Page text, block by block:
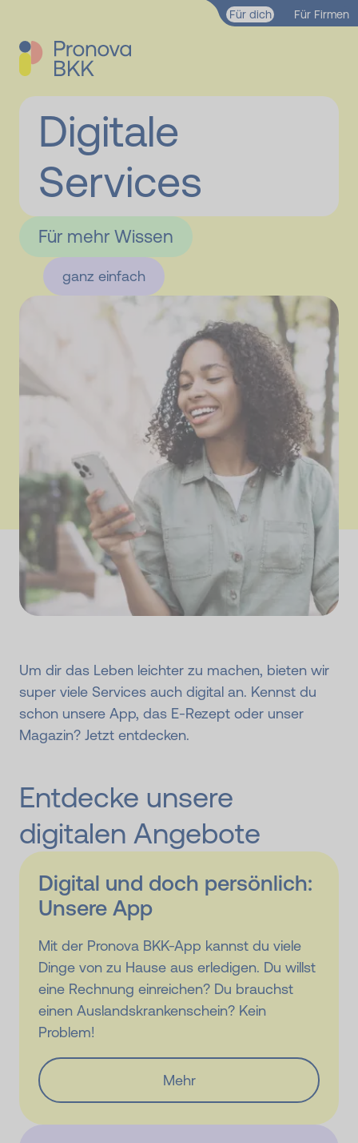
Zum Hauptinhalt springen
Für dich Für Firmen
Digitale
Services
Für mehr Wissen
ganz einfach
Um dir das Leben leichter zu machen, bieten wir
super viele Services auch digital an. Kennst du
schon unsere App, das E-Rezept oder unser
Magazin? Jetzt entdecken.
Entdecke unsere
digitalen Angebote
Digital und doch persönlich:
Unsere App
Mit der Pronova BKK-App kannst du viele
Dinge von zu Hause aus erledigen. Du willst
eine Rechnung einreichen? Du brauchst
einen Auslandskrankenschein? Kein
Problem!
Mehr